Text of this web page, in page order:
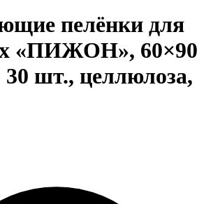
пелёнки для
«ПИЖОН», 60×90
30 шт., целлюлоза,